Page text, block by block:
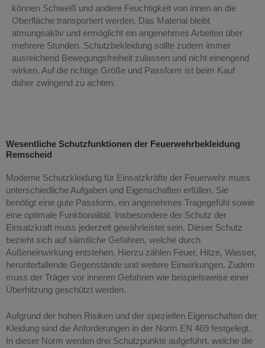
können Schweiß und andere Feuchtigkeit von innen an die
Oberfläche transportiert werden. Das Material bleibt
atmungsaktiv und ermöglicht ein angenehmes Arbeiten über
mehrere Stunden. Schutzbekleidung sollte zudem immer
ausreichend Bewegungsfreiheit zulassen und nicht einengend
wirken. Auf die richtige Größe und Passform ist beim Kauf
daher zwingend zu achten.
Wesentliche Schutzfunktionen der Feuerwehrbekleidung
Remscheid
Moderne Schutzkleidung für Einsatzkräfte der Feuerwehr muss
unterschiedliche Aufgaben und Eigenschaften erfüllen. Sie
benötigt eine gute Passform, ein angenehmes Tragegefühl sowie
eine optimale Funktionalität. Insbesondere der Schutz der
Einsatzkraft muss jederzeit gewährleistet sein. Dieser Schutz
bezieht sich auf sämtliche Gefahren, welche durch
Außeneinwirkung entstehen. Hierzu zählen Feuer, Hitze, Wasser,
herunterfallende Gegenstände und weitere Einwirkungen. Zudem
muss der Träger vor inneren Gefahren wie beispielsweise einer
Überhitzung geschützt werden.
Aufgrund der hohen Risiken und der speziellen Eigenschaften der
Kleidung sind die Anforderungen in der Norm EN 469 festgelegt.
In dieser Norm werden drei Schutzpunkte aufgeführt, welche die